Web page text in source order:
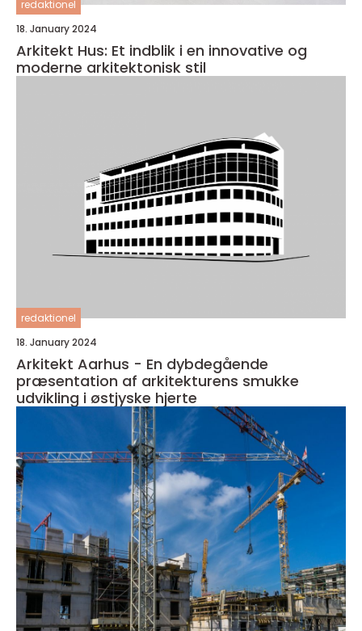
redaktionel
18. January 2024
Arkitekt Hus: Et indblik i en innovative og
moderne arkitektonisk stil
redaktionel
18. January 2024
Arkitekt Aarhus - En dybdegående
præsentation af arkitekturens smukke
udvikling i østjyske hjerte